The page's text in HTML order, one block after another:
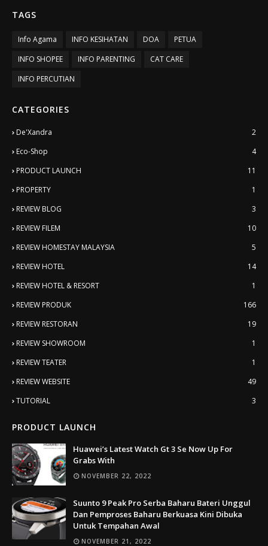
TAGS
Info Agama INFO KESIHATAN DOA
PETUA
INFO SHOPEE
INFO PARENTING
CAT CARE
INFO PERCUTIAN
CATEGORIES
De'Xandra
2
Eco-Shop
4
PRODUCT LAUNCH
11
PROPERTY
1
REVIEW BLOG
3
REVIEW FILEM
10
REVIEW HOMESTAY MALAYSIA
5
REVIEW HOTEL
14
REVIEW HOTEL & RESORT
1
REVIEW PRODUK
166
REVIEW RESTORAN
19
REVIEW SHOWROOM
1
REVIEW TEATER
1
REVIEW WEBSITE
49
TUTORIAL
3
PRODUCT LAUNCH
Huawei’s Latest Watch Gt 3 Se Now Up For
Grabs With
NOVEMBER 22, 2022
Suunto 9 Peak Pro Serba Baharu Bateri Unggul
Dan Pemproses Baharu Berkuasa Kini Dibuka
Untuk Tempahan Awal
NOVEMBER 21, 2022